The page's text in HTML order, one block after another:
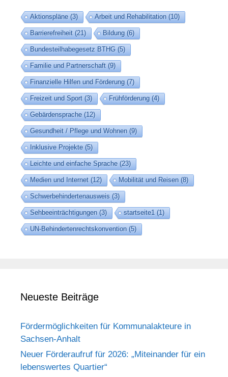
Aktionspläne (3) Arbeit und Rehabilitation (10)
Barrierefreiheit (21) Bildung (6)
Bundesteilhabegesetz BTHG (5)
Familie und Partnerschaft (9)
Finanzielle Hilfen und Förderung (7)
Freizeit und Sport (3) Frühförderung (4)
Gebärdensprache (12)
Gesundheit / Pflege und Wohnen (9)
Inklusive Projekte (5)
Leichte und einfache Sprache (23)
Medien und Internet (12) Mobilität und Reisen (8)
Schwerbehindertenausweis (3)
Sehbeeinträchtigungen (3) startseite1 (1)
UN-Behindertenrechtskonvention (5)
Neueste Beiträge
Fördermöglichkeiten für Kommunalakteure in
Sachsen-Anhalt
Neuer Förderaufruf für 2026: „Miteinander für ein
lebenswertes Quartier“